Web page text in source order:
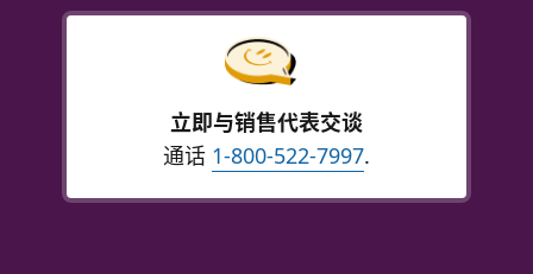
立即与销售代表交谈
通话 1-800-522-7997.